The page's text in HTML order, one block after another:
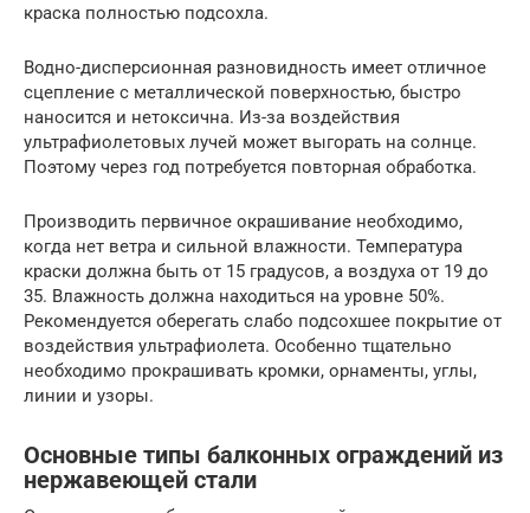
краска полностью подсохла.
Водно-дисперсионная разновидность имеет отличное
сцепление с металлической поверхностью, быстро
наносится и нетоксична. Из-за воздействия
ультрафиолетовых лучей может выгорать на солнце.
Поэтому через год потребуется повторная обработка.
Производить первичное окрашивание необходимо,
когда нет ветра и сильной влажности. Температура
краски должна быть от 15 градусов, а воздуха от 19 до
35. Влажность должна находиться на уровне 50%.
Рекомендуется оберегать слабо подсохшее покрытие от
воздействия ультрафиолета. Особенно тщательно
необходимо прокрашивать кромки, орнаменты, углы,
линии и узоры.
Основные типы балконных ограждений из
нержавеющей стали